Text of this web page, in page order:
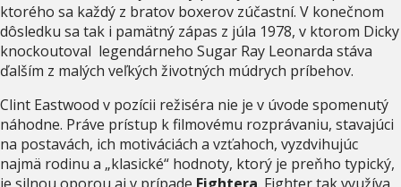
ktorého sa každý z bratov boxerov zúčastní. V konečnom
dôsledku sa tak i pamätný zápas z júla 1978, v ktorom Dicky
knockoutoval legendárneho Sugar Ray Leonarda stáva
ďalším z malých veľkých životných múdrych príbehov.
Clint Eastwood v pozícii režiséra nie je v úvode spomenutý
náhodne. Práve prístup k filmovému rozprávaniu, stavajúci
na postavách, ich motiváciách a vzťahoch, vyzdvihujúc
najmä rodinu a „klasické“ hodnoty, ktorý je preňho typický,
je silnou oporou aj v prípade Fightera. Fighter tak využíva